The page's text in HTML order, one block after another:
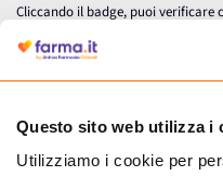
Questo sito web utilizza i
Utilizziamo i cookie per
Cliccando il badge, puoi verificare
autorizzata dal Ministero della
medicinali.